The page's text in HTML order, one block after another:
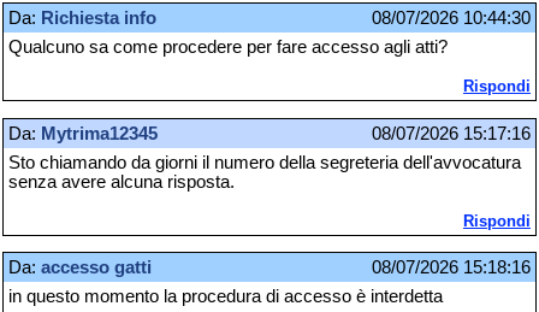
Da: Richiesta info
08/07/2026 10:44:30
Qualcuno sa come procedere per fare accesso agli atti?
Rispondi
Da: Mytrima12345
08/07/2026 15:17:16
Sto chiamando da giorni il numero della segreteria dell'avvocatura
senza avere alcuna risposta.
Rispondi
Da: accesso gatti
08/07/2026 15:18:16
in questo momento la procedura di accesso è interdetta